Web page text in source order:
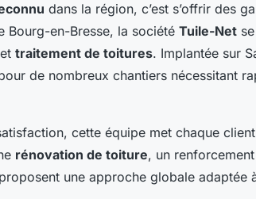
dans la région, c’est s’offrir des
Bourg-en-Bresse, la société Tuile-Net
et traitement de toitures. Implantée sur
de nombreux chantiers nécessitant
cette équipe met chaque
rénovation de toiture, un renforcement
une approche globale adaptée